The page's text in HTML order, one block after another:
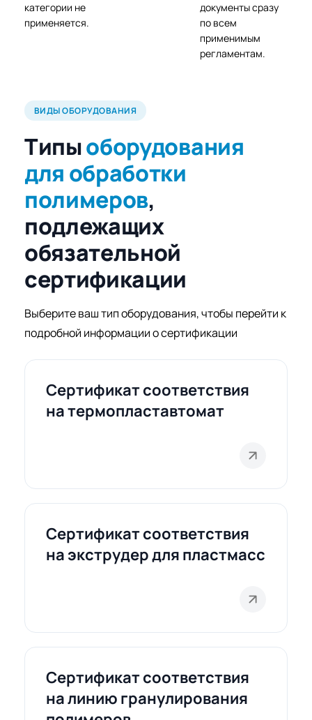
категории не
применяется.
документы сразу
по всем
применимым
регламентам.
ВИДЫ ОБОРУДОВАНИЯ
Типыоборудования
для обработки
полимеров,
подлежащих
обязательной
сертификации
Выберите ваш тип оборудования, чтобы перейти к
подробной информации о сертификации
Сертификат соответствия
на термопластавтомат
Сертификат соответствия
на экструдер для пластмасс
Сертификат соответствия
на линию гранулирования